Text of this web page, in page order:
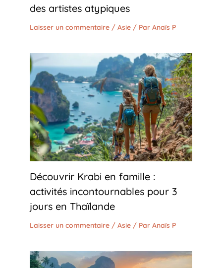
des artistes atypiques
Laisser un commentaire / Asie / Par Anaïs P
Découvrir Krabi en famille :
activités incontournables pour 3
jours en Thaïlande
Laisser un commentaire / Asie / Par Anaïs P